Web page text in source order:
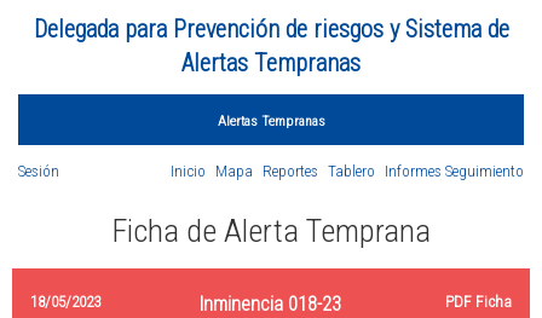
Delegada para Prevención de riesgos y Sistema de
Alertas Tempranas
Alertas Tempranas
Inicio Mapa Reportes Tablero Informes Seguimiento
Sesión
Ficha de Alerta Temprana
18/05/2023 Inminencia 018-23 PDF Ficha